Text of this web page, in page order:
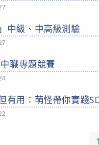
中級、中高級測驗
職專題競賽
有用：萌怪帶你實踐
1